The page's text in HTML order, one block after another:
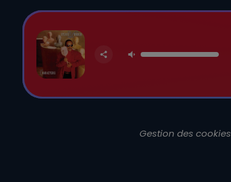
Gestion des cookies